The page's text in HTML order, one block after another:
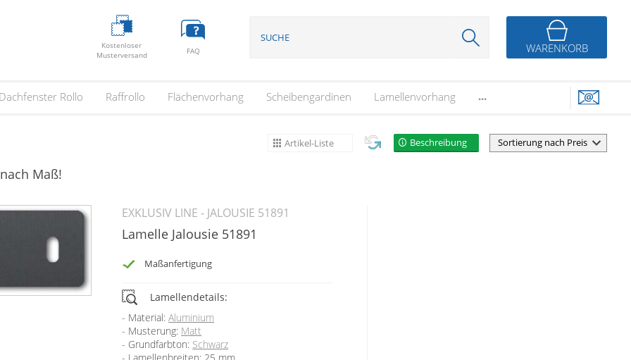
Kostenloser
Musterversand
FAQ WARENKORB
Dachfenster Rollo Raffrollo Flächenvorhang Scheibengardinen Lamellenvorhang ...
Artikel-Liste Beschreibung
Maß!
EXKLUSIV LINE - JALOUSIE 51891
Lamelle Jalousie 51891
Maßanfertigung
Lamellendetails:
Material:Aluminium
Musterung: Matt
Grundfarbton: Schwarz